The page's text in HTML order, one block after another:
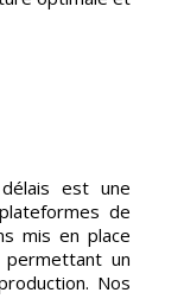
est une
de
mis en place
un
Nos